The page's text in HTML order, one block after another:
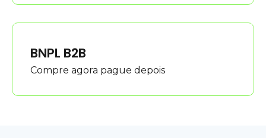
BNPL B2B
Compre agora pague depois